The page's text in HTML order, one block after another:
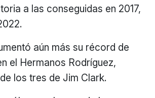
a las conseguidas en 2017,
aún más su récord de
el Hermanos Rodríguez,
los tres de Jim Clark.